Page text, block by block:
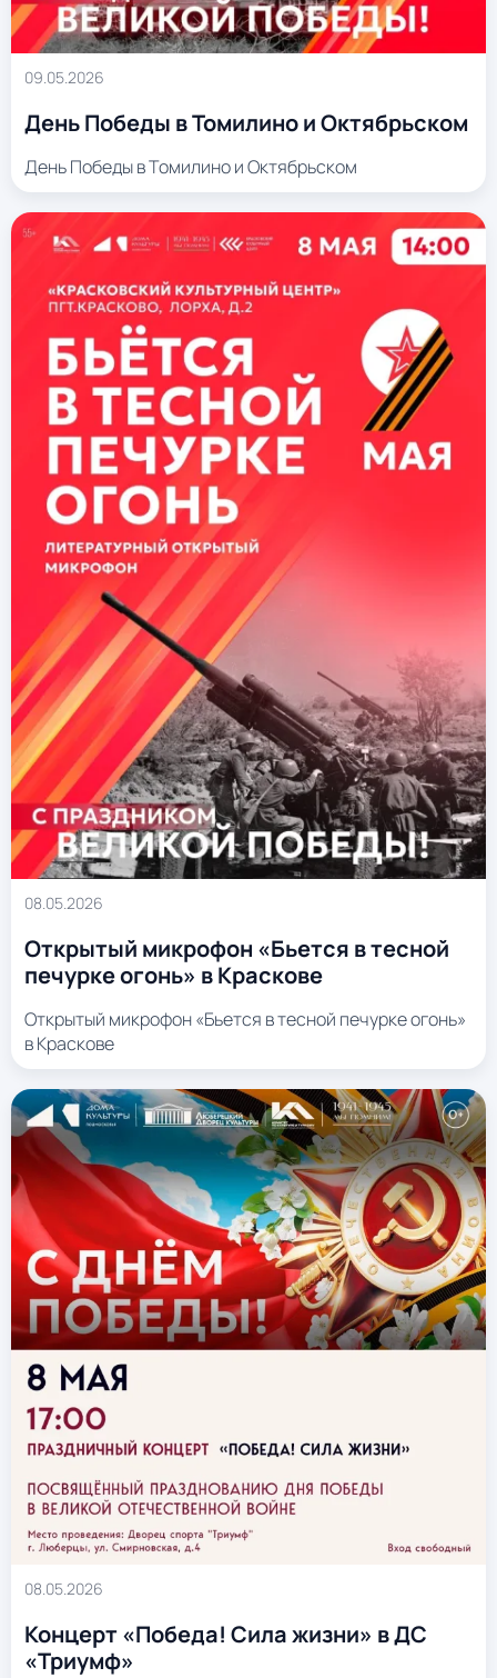
09.05.2026
День Победы в Томилино и Октябрьском
День Победы в Томилино и Октябрьском
08.05.2026
Открытый микрофон «Бьется в тесной
печурке огонь» в Краскове
Открытый микрофон «Бьется в тесной печурке огонь»
в Краскове
08.05.2026
Концерт «Победа! Сила жизни» в ДС
«Триумф»